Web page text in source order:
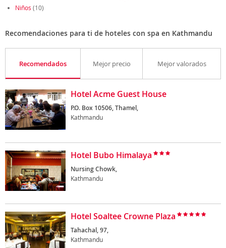
Niños (10)
Recomendaciones para ti de hoteles con spa en Kathmandu
Recomendados Mejor precio Mejor valorados
Hotel Acme Guest House
P.O. Box 10506, Thamel,
Kathmandu
Hotel Bubo Himalaya
Nursing Chowk,
Kathmandu
Hotel Soaltee Crowne Plaza
Tahachal, 97,
Kathmandu